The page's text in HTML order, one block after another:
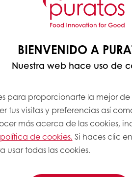
BIENVENIDO A
Nuestra web hace uso de
para proporcionarte la mejor
tus visitas y preferencias así
más acerca de las cookies,
política de cookies. Si haces clic
usar todas las cookies.